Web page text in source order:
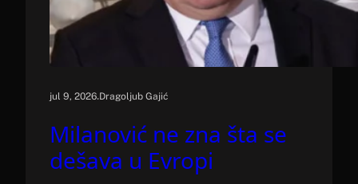
jul 9, 2026.Dragoljub Gajić
Milanović ne zna šta se
dešava u Evropi